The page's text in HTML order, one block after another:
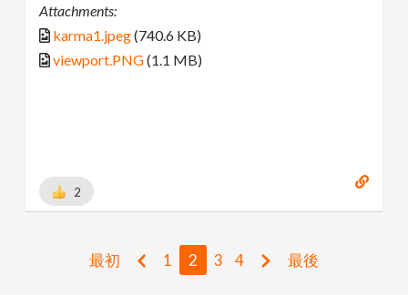
Attachments:
karma1.jpeg(740.6 KB)
viewport.PNG(1.1 MB)
2
最初 1 2 3 4 最後